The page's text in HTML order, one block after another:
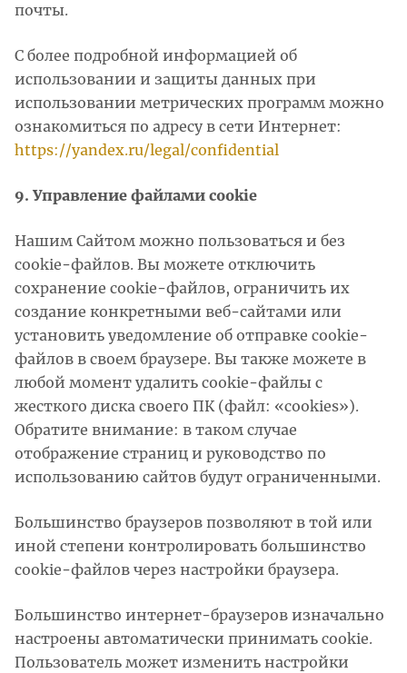
почты.
С более подробной информацией об
использовании и защиты данных при
использовании метрических программ можно
ознакомиться по адресу в сети Интернет:
https://yandex.ru/legal/confidential
9. Управление файлами cookie
Нашим Сайтом можно пользоваться и без
cookie-файлов. Вы можете отключить
сохранение cookie-файлов, ограничить их
создание конкретными веб-сайтами или
установить уведомление об отправке cookie-
файлов в своем браузере. Вы также можете в
любой момент удалить cookie-файлы с
жесткого диска своего ПК (файл: «cookies»).
Обратите внимание: в таком случае
отображение страниц и руководство по
использованию сайтов будут ограниченными.
Большинство браузеров позволяют в той или
иной степени контролировать большинство
cookie-файлов через настройки браузера.
Большинство интернет-браузеров изначально
настроены автоматически принимать cookie.
Пользователь может изменить настройки